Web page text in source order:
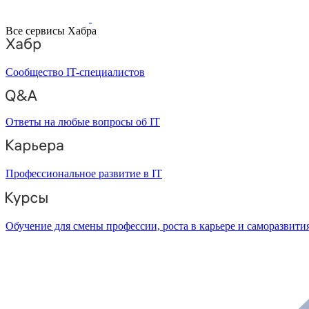
Все сервисы Хабра
Сообщество IT-специалистов
Ответы на любые вопросы об IT
Профессиональное развитие в IT
Обучение для смены профессии, роста в карьере и